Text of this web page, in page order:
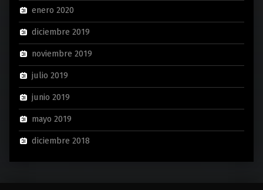
enero 2020
diciembre 2019
noviembre 2019
julio 2019
junio 2019
mayo 2019
diciembre 2018